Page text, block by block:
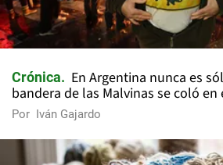
Crónica
En Argentina nunca es
bandera de las Malvinas se coló en
Por Iván Gajardo